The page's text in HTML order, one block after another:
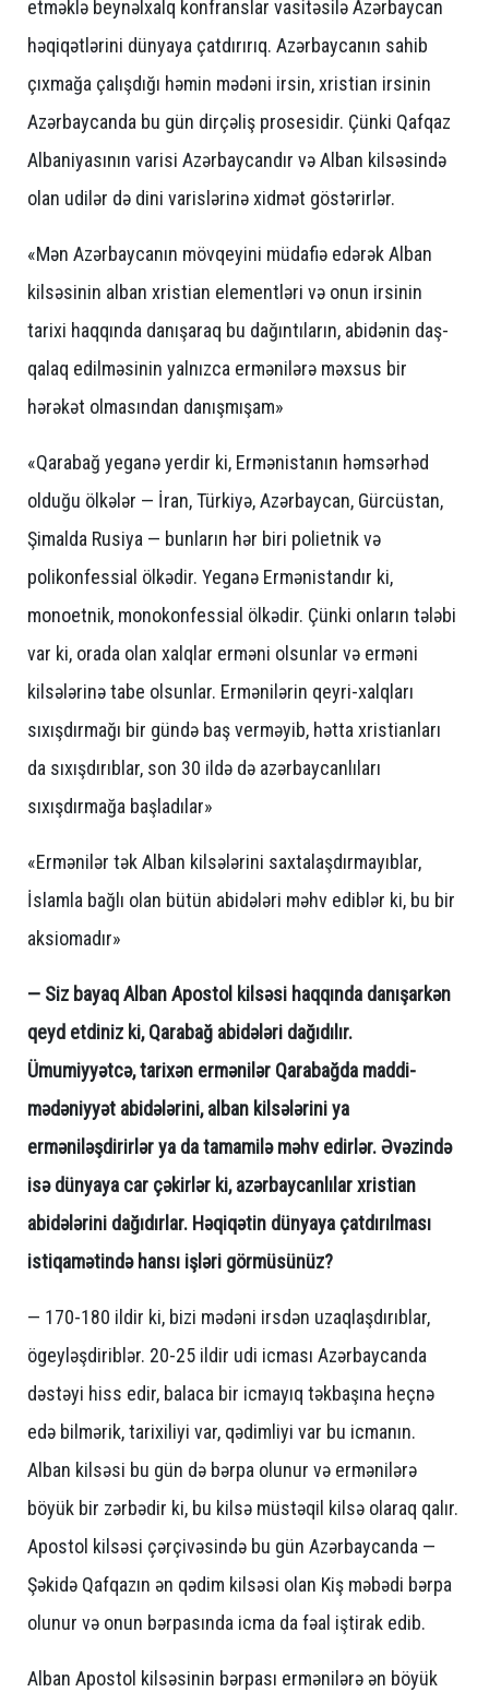
etməklə beynəlxalq konfranslar vasitəsilə Azərbaycan
həqiqətlərini dünyaya çatdırırıq. Azərbaycanın sahib
çıxmağa çalışdığı həmin mədəni irsin, xristian irsinin
Azərbaycanda bu gün dirçəliş prosesidir. Çünki Qafqaz
Albaniyasının varisi Azərbaycandır və Alban kilsəsində
olan udilər də dini varislərinə xidmət göstərirlər.
«Mən Azərbaycanın mövqeyini müdafiə edərək Alban
kilsəsinin alban xristian elementləri və onun irsinin
tarixi haqqında danışaraq bu dağıntıların, abidənin daş-
qalaq edilməsinin yalnızca ermənilərə məxsus bir
hərəkət olmasından danışmışam»
«Qarabağ yeganə yerdir ki, Ermənistanın həmsərhəd
olduğu ölkələr — İran, Türkiyə, Azərbaycan, Gürcüstan,
Şimalda Rusiya — bunların hər biri polietnik və
polikonfessial ölkədir. Yeganə Ermənistandır ki,
monoetnik, monokonfessial ölkədir. Çünki onların tələbi
var ki, orada olan xalqlar erməni olsunlar və erməni
kilsələrinə tabe olsunlar. Ermənilərin qeyri-xalqları
sıxışdırmağı bir gündə baş verməyib, hətta xristianları
da sıxışdırıblar, son 30 ildə də azərbaycanlıları
sıxışdırmağa başladılar»
«Ermənilər tək Alban kilsələrini saxtalaşdırmayıblar,
İslamla bağlı olan bütün abidələri məhv ediblər ki, bu bir
aksiomadır»
— Siz bayaq Alban Apostol kilsəsi haqqında danışarkən
qeyd etdiniz ki, Qarabağ abidələri dağıdılır.
Ümumiyyətcə, tarixən ermənilər Qarabağda maddi-
mədəniyyət abidələrini, alban kilsələrini ya
erməniləşdirirlər ya da tamamilə məhv edirlər. Əvəzində
isə dünyaya car çəkirlər ki, azərbaycanlılar xristian
abidələrini dağıdırlar. Həqiqətin dünyaya çatdırılması
istiqamətində hansı işləri görmüsünüz?
— 170-180 ildir ki, bizi mədəni irsdən uzaqlaşdırıblar,
ögeyləşdiriblər. 20-25 ildir udi icması Azərbaycanda
dəstəyi hiss edir, balaca bir icmayıq təkbaşına heçnə
edə bilmərik, tarixiliyi var, qədimliyi var bu icmanın.
Alban kilsəsi bu gün də bərpa olunur və ermənilərə
böyük bir zərbədir ki, bu kilsə müstəqil kilsə olaraq qalır.
Apostol kilsəsi çərçivəsində bu gün Azərbaycanda —
Şəkidə Qafqazın ən qədim kilsəsi olan Kiş məbədi bərpa
olunur və onun bərpasında icma da fəal iştirak edib.
Alban Apostol kilsəsinin bərpası ermənilərə ən böyük